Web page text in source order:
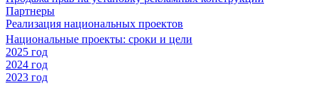
Партнеры
Реализация национальных проектов
Национальные проекты: сроки и цели
2025 год
2024 год
2023 год